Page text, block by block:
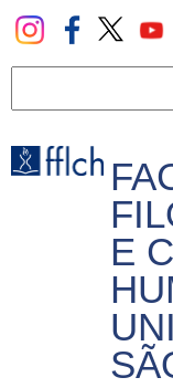
Pular
para
principal
E